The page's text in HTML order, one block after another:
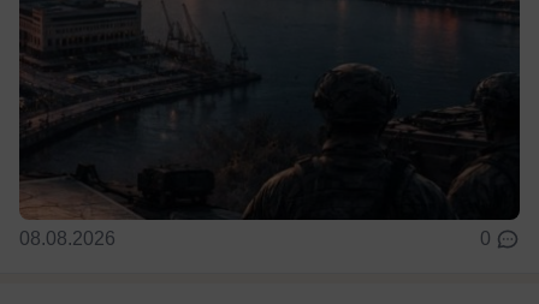
08.08.2026 0